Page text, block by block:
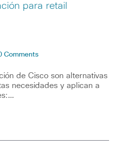
para retail
Comments
de Cisco son alternativas
necesidades y aplican a